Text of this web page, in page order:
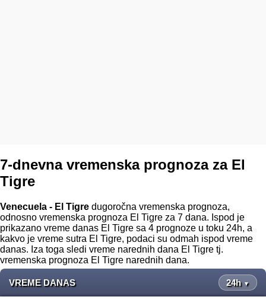
7-dnevna vremenska prognoza za El
Tigre
Venecuela - El Tigre dugoročna vremenska prognoza,
odnosno vremenska prognoza El Tigre za 7 dana. Ispod je
prikazano vreme danas El Tigre sa 4 prognoze u toku 24h, a
kakvo je vreme sutra El Tigre, podaci su odmah ispod vreme
danas. Iza toga sledi vreme narednih dana El Tigre tj.
vremenska prognoza El Tigre narednih dana.
VREME DANAS 24h ▼